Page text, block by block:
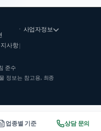
· 사업자정보
사항|
준수
정보는 참고용, 최종
업종별 기준 상담 문의